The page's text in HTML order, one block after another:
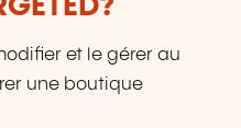
et le gérer au
une boutique